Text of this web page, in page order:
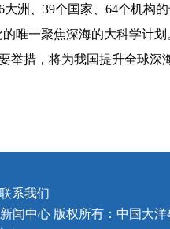
洲、39个国家、64个机构
唯一聚焦深海的大科学计
措，将为我国提升全球深
联系我们
闻中心 版权所有：中国大洋